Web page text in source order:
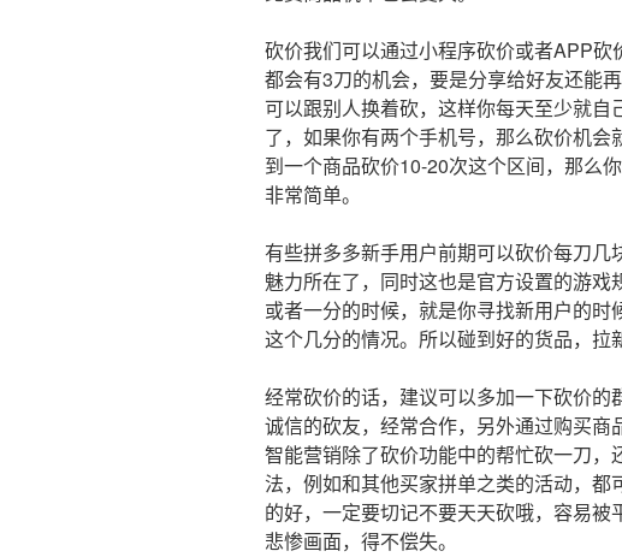
砍价我们可以通过小程序砍价或者APP
都会有3刀的机会，要是分享给好友还能
可以跟别人换着砍，这样你每天至少就
了，如果你有两个手机号，那么砍价机
到一个商品砍价10-20次这个区间，那么
非常简单。
有些拼多多新手用户前期可以砍价每刀几
魅力所在了，同时这也是官方设置的游
或者一分的时候，就是你寻找新用户的时
这个几分的情况。所以碰到好的货品，拉
经常砍价的话，建议可以多加一下砍价
诚信的砍友，经常合作，另外通过购买商
智能营销除了砍价功能中的帮忙砍一刀，
法，例如和其他买家拼单之类的活动，
的好，一定要切记不要天天砍哦，容易
悲惨画面，得不偿失。